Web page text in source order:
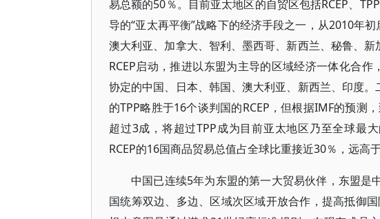
易总额的50％。目前亚太地区的自贸区包括RCEP、
导的“亚太再平衡”战略下的经济手段之一，从2010年
澳大利亚、加拿大、智利、墨西哥、新西兰、秘鲁、
RCEP启动，推进以东盟为主导的区域经济一体化合
协定的中国、日本、韩国、澳大利亚、新西兰、印度
的TPP略胜于16个谈判国的RCEP，但根据IMF的预测
超过3成，将超过TPP成为目前亚太地区乃至全球最
RCEP的16国商品贸易总值占全球比重接近30％，远高于
中国已连续5年为东盟的第一大贸易伙伴，东盟是
国统筹双边、多边、区域次区域开放合作，提高抵御